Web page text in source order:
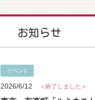
お知らせ
イベント
2026/6/12 ＜終了しました＞